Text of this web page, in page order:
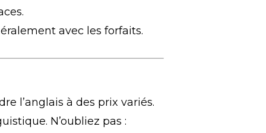
avec les forfaits.
l’anglais à des prix variés.
N’oubliez pas :